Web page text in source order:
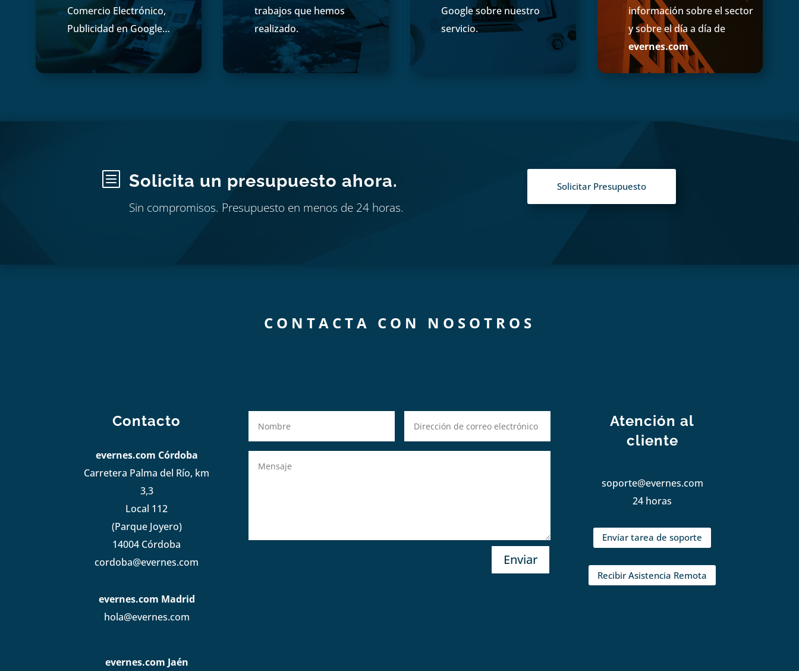
Comercio Electrónico,
Publicidad en Google…
trabajos que hemos
realizado.
Google sobre nuestro
servicio.
información sobre el sector
y sobre el día a día de
evernes.com
b Solicita un presupuesto ahora.
Sin compromisos. Presupuesto en menos de 24 horas.
Solicitar Presupuesto
CONTACTA CON NOSOTROS
Contacto
evernes.com Córdoba
Carretera Palma del Río, km
3,3
Local 112
(Parque Joyero)
14004 Córdoba
cordoba@evernes.com
evernes.com Madrid
hola@evernes.com
evernes.com Jaén
Enviar
Atención al
cliente
soporte@evernes.com
24 horas
Envíar tarea de soporte
Recibir Asistencia Remota